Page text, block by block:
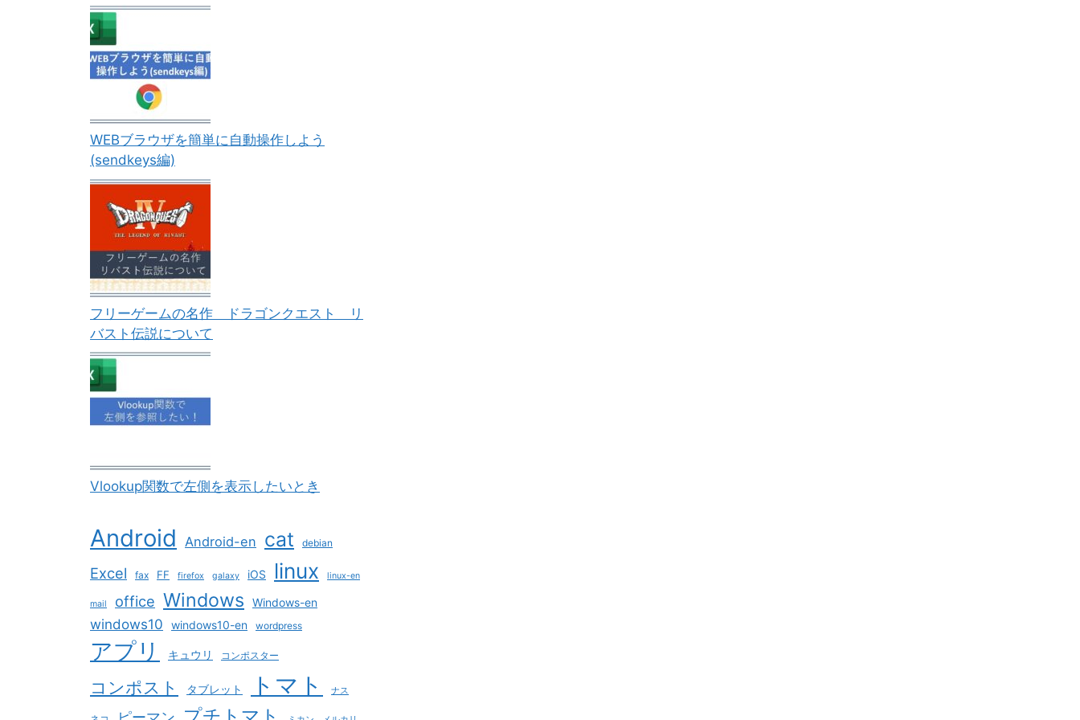
WEBブラウザを簡単に自動操作しよう
(sendkeys編)
フリーゲームの名作 ドラゴンクエスト リ
バスト伝説について
Vlookup関数で左側を表示したいとき
Android Android-en cat debian
Excel fax FF firefox galaxy iOS linux linux-en
mail office Windows Windows-en
windows10 windows10-en wordpress
アプリ キュウリ コンポスター
コンポスト タブレット トマト ナス